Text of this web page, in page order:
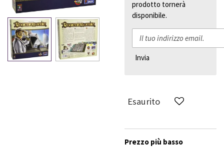
prodotto tornerà
disponibile.
Invia
Esaurito
Prezzo più basso